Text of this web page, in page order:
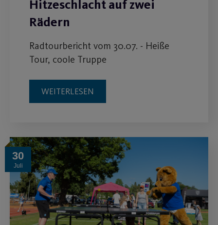
Hitzeschlacht auf zwei
Rädern
Radtourbericht vom 30.07. - Heiße
Tour, coole Truppe
WEITERLESEN
30
Juli